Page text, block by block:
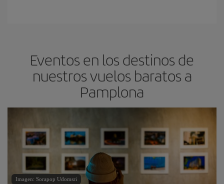
Eventos en los destinos de
nuestros vuelos baratos a
Pamplona
Imagen: Sorapop Udomsri